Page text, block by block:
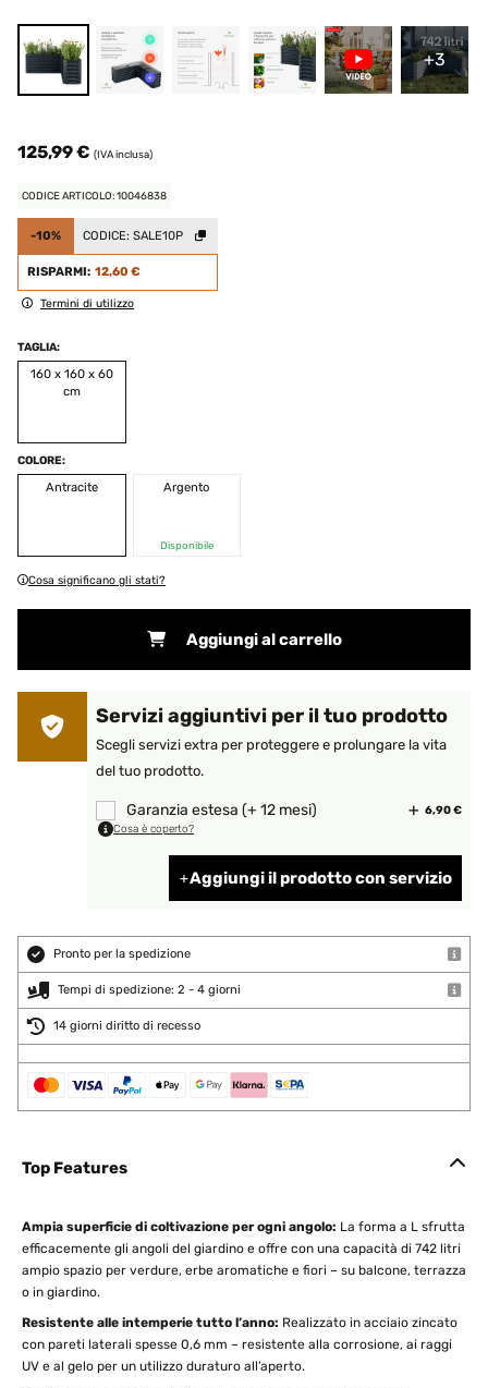
+3
125,99 € (IVA inclusa)
CODICE ARTICOLO: 10046838
-10% CODICE: SALE10P
RISPARMI: 12,60 €
Termini di utilizzo
TAGLIA:
160 x 160 x 60
cm
COLORE:
Antracite
Argento
Disponibile
Cosa significano gli stati?
Aggiungi al carrello
Servizi aggiuntivi per il tuo prodotto
Scegli servizi extra per proteggere e prolungare la vita
del tuo prodotto.
Garanzia estesa (+ 12 mesi) 6,90 €
Cosa è coperto?
Aggiungi il prodotto con servizio
Pronto per la spedizione
Tempi di spedizione: 2 - 4 giorni
14 giorni diritto di recesso
Top Features
Ampia superficie di coltivazione per ogni angolo: La forma a L sfrutta
efficacemente gli angoli del giardino e offre con una capacità di 742 litri
ampio spazio per verdure, erbe aromatiche e fiori – su balcone, terrazza
o in giardino.
Resistente alle intemperie tutto l’anno: Realizzato in acciaio zincato
con pareti laterali spesse 0,6 mm – resistente alla corrosione, ai raggi
UV e al gelo per un utilizzo duraturo all’aperto.